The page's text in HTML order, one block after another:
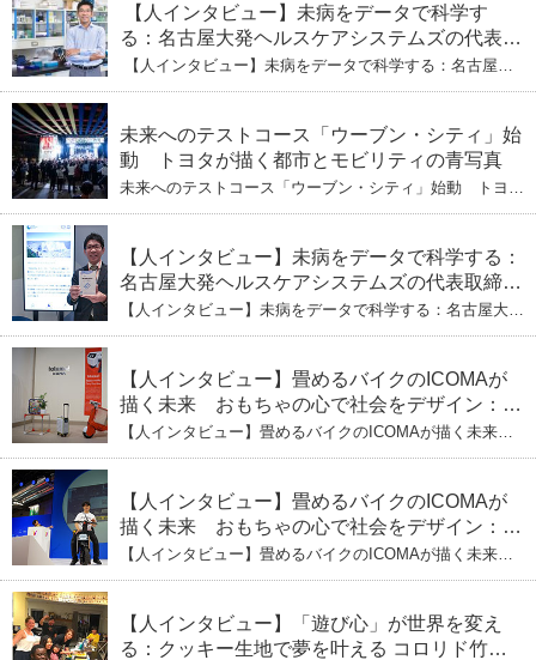
【人インタビュー】未病をデータで科学す
る：名古屋大発ヘルスケアシステムズの代表取
締役社長・瀧本陽介 【下】「人生80年の暇つ
ぶし」を着実に：理系ニートが挑むヘルスケア
【人インタビュー】未病をデータで科学する：名古屋大
挑むヘルスケア標準化と海外戦略
未来へのテストコース「ウーブン・シティ」始
動 トヨタが描く都市とモビリティの青写真
未来へのテストコース「ウーブン・シティ」始動 トヨタ
【人インタビュー】未病をデータで科学する：
名古屋大発ヘルスケアシステムズの代表取締役
社長・瀧本陽介 郵送検査で挑む健康の未来
【人インタビュー】未病をデータで科学する：名古屋大発
【人インタビュー】畳めるバイクのICOMAが
描く未来 おもちゃの心で社会をデザイン：株
式会社ICOMAの代表取締役・生駒崇光
（下）おもちゃで社会を変える、「トイボック
【人インタビュー】畳めるバイクのICOMAが描く未来
イボックス」というデザインメソッド
【人インタビュー】畳めるバイクのICOMAが
描く未来 おもちゃの心で社会をデザイン：株
式会社ICOMAの代表取締役・生駒崇光
（上）「変形」に魅せられたデザイナーの軌
【人インタビュー】畳めるバイクのICOMAが描く未来
ーの軌跡
【人インタビュー】「遊び心」が世界を変え
る：クッキー生地で夢を叶える コロリド竹内